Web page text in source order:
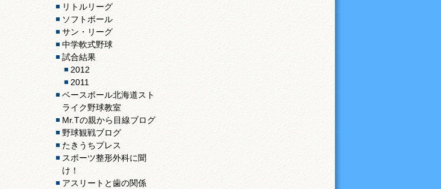
リトルリーグ
ソフトボール
サン・リーグ
中学軟式野球
試合結果
2012
2011
ベースボール北海道スト
ライク野球教室
Mr.Tの親から目線ブログ
野球観戦ブログ
たきうちプレス
スポーツ整形外科に聞
け！
アスリートと歯の関係